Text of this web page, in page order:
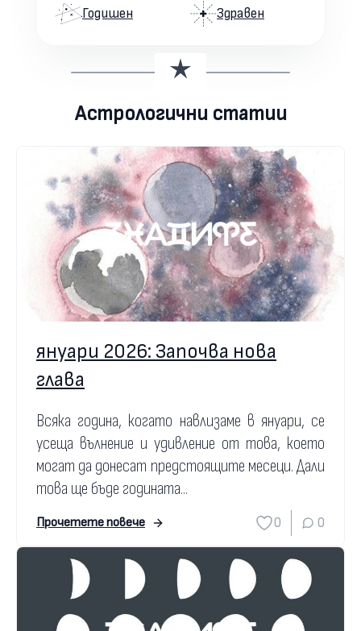
Годишен Здравен
Астрологични статии
януари 2026: Започва нова
глава
Всяка година, когато навлизаме в януари, се
усеща вълнение и удивление от това, което
могат да донесат предстоящите месеци. Дали
това ще бъде годината...
Прочетете повече 0 0